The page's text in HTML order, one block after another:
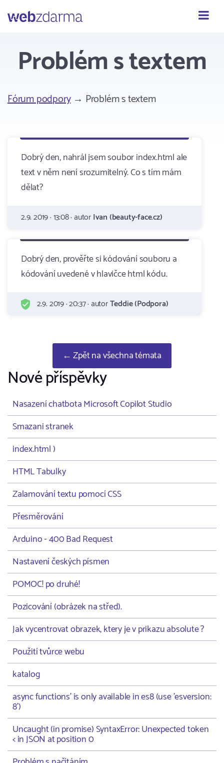
Webzdarma
Problém s textem
Fórum podpory→ Problém s textem
Dobrý den, nahrál jsem soubor index.html ale
text v něm není srozumitelný. Co s tím mám
dělat?
2.9. 2019 · 13:08 · autorIvan (beauty-face.cz)
Dobrý den, prověřte si kódování souboru a
kódování uvedené v hlavičce html kódu.
2.9. 2019 · 20:37 · autorTeddie (Podpora)
← Zpět na všechna témata
Nové příspěvky
Nasazení chatbota Microsoft Copilot Studio
Smazani stranek
index.html )
HTML Tabulky
Zalamování textu pomocí CSS
Přesměrování
Arduino - 400 Bad Request
Nastavení českých písmen
POMOC! po druhé!
Pozicování (obrázek na střed).
Jak vycentrovat obrazek, ktery je v prikazu absolute ?
Použití tvůrce webu
katalog
async functions' is only available in es8 (use 'esversion:
8')
Uncaught (in promise) SyntaxError: Unexpected token
< in JSON at position 0